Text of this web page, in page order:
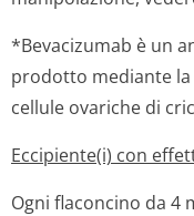
*Bevacizumab è un
prodotto mediante
cellule ovariche di
Eccipiente(i) con
Ogni flaconcino da 4